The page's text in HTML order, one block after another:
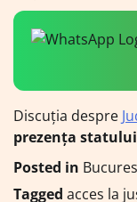
Discuția despre
prezența
Posted in
Tagged acces la